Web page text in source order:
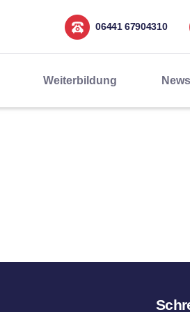
06441 67904310
Weiterbildung